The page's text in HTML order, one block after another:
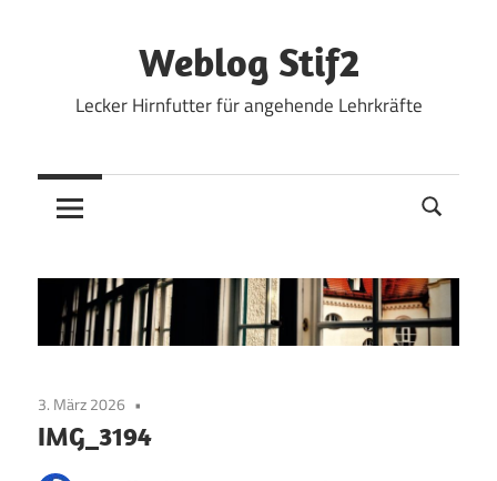
Weblog Stif2
Lecker Hirnfutter für angehende Lehrkräfte
3. März 2026
IMG_3194